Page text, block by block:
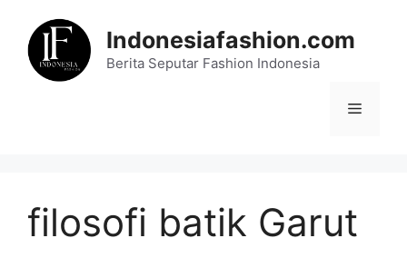
content
Indonesiafashion.com
Berita Seputar Fashion Indonesia
Menu
filosofi batik Garut